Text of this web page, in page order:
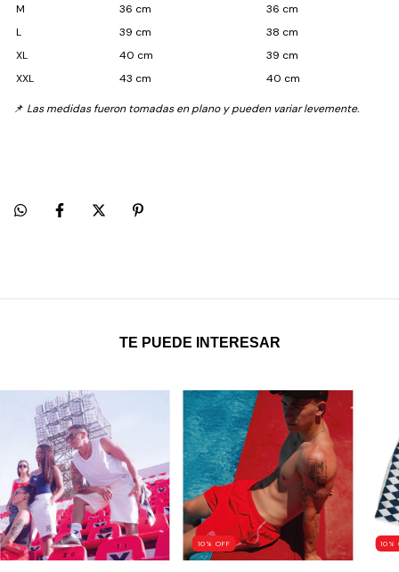
M
36 cm
36 cm
L
39 cm
38 cm
XL
40 cm
39 cm
XXL
43 cm 40 cm
📌 Las medidas fueron tomadas en plano y pueden variar levemente.
TE PUEDE INTERESAR
10 % OFF 10 %